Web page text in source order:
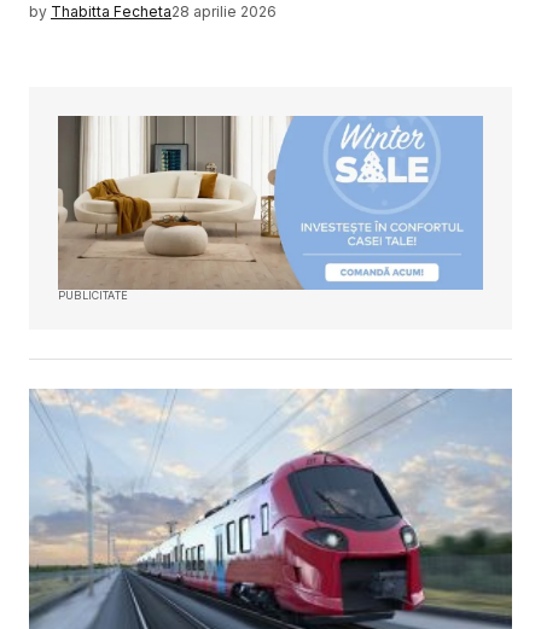
by Thabitta Fecheta28 aprilie 2026
PUBLICITATE